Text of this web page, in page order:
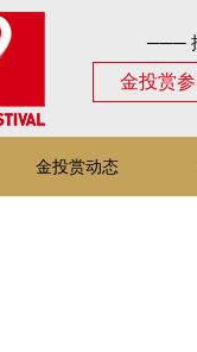
───
金投赏
金投赏动态